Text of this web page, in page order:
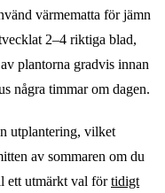
värmematta för jämn
2–4 riktiga blad,
plantorna gradvis innan
några timmar om dagen.
utplantering, vilket
av sommaren om du
ett utmärkt val förtidigt